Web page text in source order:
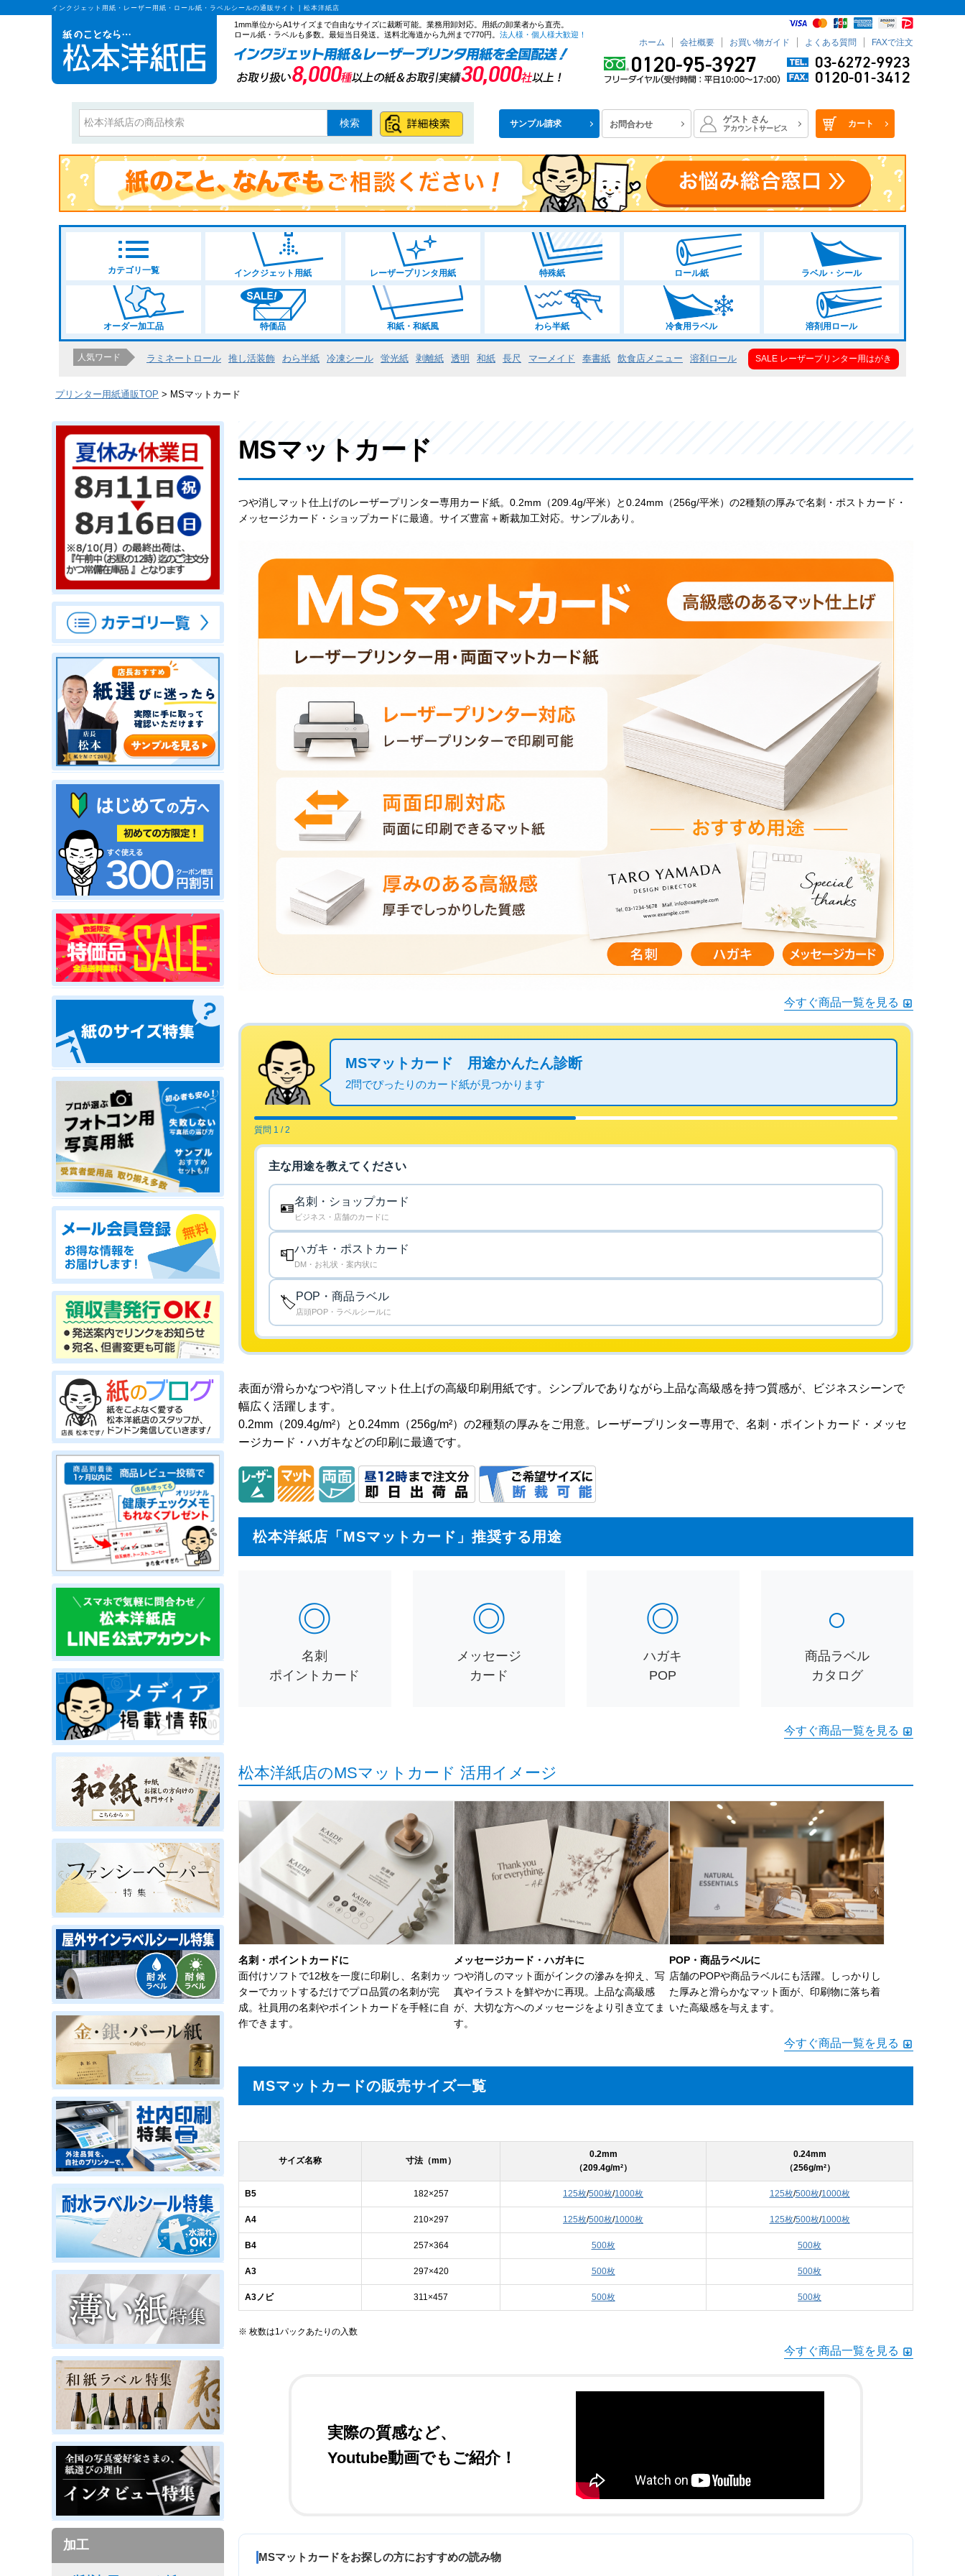
インクジェット用紙・レーザー用紙・ロール紙・ラベルシールの通販サイト | 松本洋紙店
1mm単位からA1サイズまで自由なサイズに裁断可能。業務用卸対応。用紙の卸業者から直売。
ロール紙・ラベルも多数。最短当日発送。送料北海道から九州まで770円。 法人様・個人様大歓迎！
ホーム 会社概要 お買い物ガイド よくある質問 FAXで注文
サンプル請求 お問合わせ ゲスト さん
アカウントサービス カート
検索
カテゴリ一覧 インクジェット用紙 レーザープリンタ用紙 特殊紙 ロール紙 ラベル・シール
オーダー加工品 特価品 和紙・和紙風 わら半紙 冷食用ラベル 溶剤用ロール
人気ワード ラミネートロール 推し活装飾 わら半紙 冷凍シール 蛍光紙 剥離紙 透明 和紙 長尺 マーメイド 奉書紙 飲食店メニュー 溶剤ロール SALE レーザープリンター用はがき
プリンター用紙通販TOP MSマットカード
加工
MSマットカード
つや消しマット仕上げのレーザープリンター専用カード紙。0.2mm（209.4g/平米）と0.24mm（256g/平米）の2種類の厚みで名刺・ポストカード・
メッセージカード・ショップカードに最適。サイズ豊富＋断裁加工対応。サンプルあり。
今すぐ商品一覧を見る
MSマットカード 用途かんたん診断
2問でぴったりのカード紙が見つかります
質問 1 / 2
主な用途を教えてください
🪪名刺・ショップカード
ビジネス・店舗のカードに
📮ハガキ・ポストカード
DM・お礼状・案内状に
🏷️POP・商品ラベル
店頭POP・ラベルシールに
表面が滑らかなつや消しマット仕上げの高級印刷用紙です。シンプルでありながら上品な高級感を持つ質感が、ビジネスシーンで
幅広く活躍します。
0.2mm（209.4g/m²）と0.24mm（256g/m²）の2種類の厚みをご用意。レーザープリンター専用で、名刺・ポイントカード・メッセ
ージカード・ハガキなどの印刷に最適です。
松本洋紙店「MSマットカード」推奨する用途
◎
名刺
ポイントカード
◎
メッセージ
カード
◎
ハガキ
POP
○
商品ラベル
カタログ
今すぐ商品一覧を見る
松本洋紙店のMSマットカード 活用イメージ
名刺・ポイントカードに
面付けソフトで12枚を一度に印刷し、名刺カッ
ターでカットするだけでプロ品質の名刺が完
成。社員用の名刺やポイントカードを手軽に自
作できます。
メッセージカード・ハガキに
つや消しのマット面がインクの滲みを抑え、写
真やイラストを鮮やかに再現。上品な高級感
が、大切な方へのメッセージをより引き立てま
す。
POP・商品ラベルに
店舗のPOPや商品ラベルにも活躍。しっかりし
た厚みと滑らかなマット面が、印刷物に落ち着
いた高級感を与えます。
今すぐ商品一覧を見る
MSマットカードの販売サイズ一覧
サイズ名称 寸法（mm）
0.2mm
（209.4g/m²）
0.24mm
（256g/m²）
B5 182×257 125枚/500枚/1000枚 125枚/500枚/1000枚
A4 210×297 125枚/500枚/1000枚 125枚/500枚/1000枚
B4 257×364 500枚 500枚
A3 297×420 500枚 500枚
A3ノビ 311×457 500枚 500枚
※ 枚数は1パックあたりの入数
今すぐ商品一覧を見る
実際の質感など、
Youtube動画でもご紹介！
MSマットカードをお探しの方におすすめの読み物